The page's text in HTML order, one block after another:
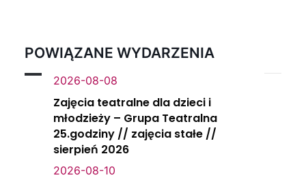
POWIĄZANE WYDARZENIA
2026-08-08
Zajęcia teatralne dla dzieci i
młodzieży – Grupa Teatralna
25.godziny // zajęcia stałe //
sierpień 2026
2026-08-10